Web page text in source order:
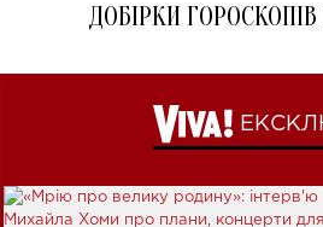
ДОБІРКИ